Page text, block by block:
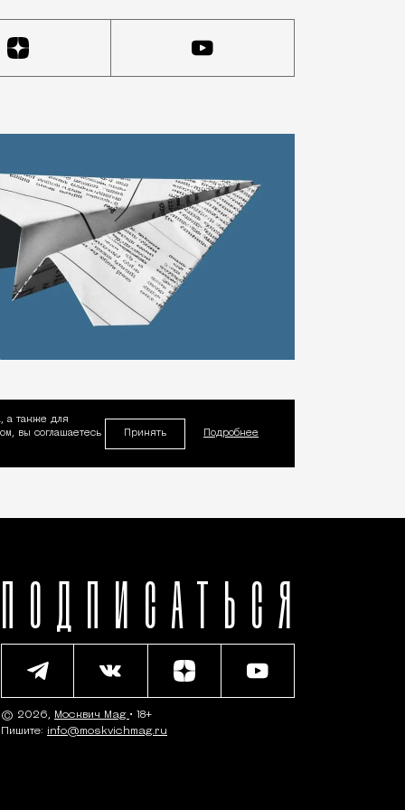
а также для
вы соглашаетесь
Принять Подробнее
ПОДПИСАТЬСЯ
© 2026, Москвич Mag • 18+
Пишите: info@moskvichmag.ru